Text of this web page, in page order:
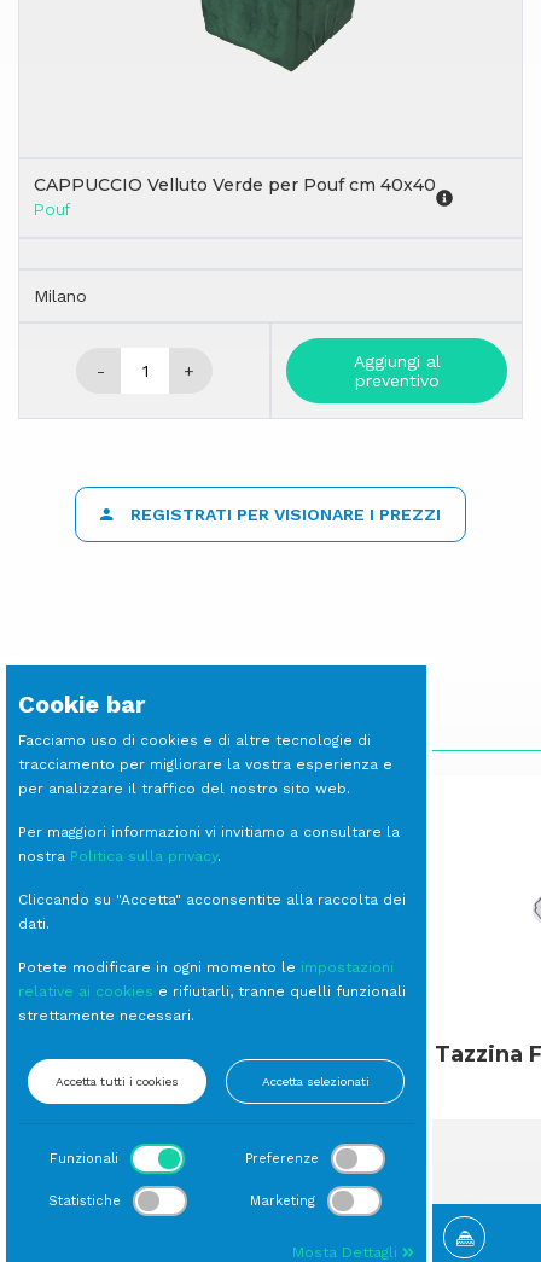
CAPPUCCIO Velluto Verde per Pouf cm 40x40
Pouf
Milano
- +
Aggiungi al
preventivo
REGISTRATI PER VISIONARE I PREZZI
Pizza Tazzina
Cookie bar
Facciamo uso di cookies e di altre tecnologie di
tracciamento per migliorare la vostra esperienza e
per analizzare il traffico del nostro sito web.
Per maggiori informazioni vi invitiamo a consultare la
nostra Politica sulla privacy.
Cliccando su "Accetta" acconsentite alla raccolta dei
dati.
Potete modificare in ogni momento le impostazioni
relative ai cookies e rifiutarli, tranne quelli funzionali
strettamente necessari.
Accetta tutti i cookies Accetta selezionati
Funzionali Preferenze
Statistiche Marketing
Mosta Dettagli